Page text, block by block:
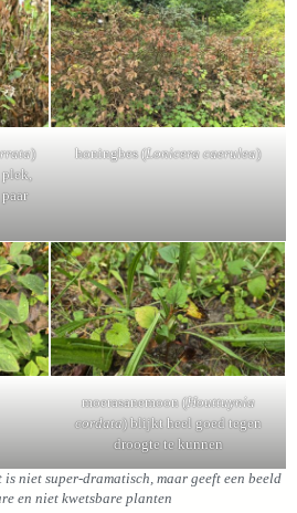
)
honingbes (Lonicera caerulea)
moerasanemoon (Houttuynia
cordata) blijkt heel goed tegen
droogte te kunnen
niet super-dramatisch, maar geeft een beeld
en niet kwetsbare planten